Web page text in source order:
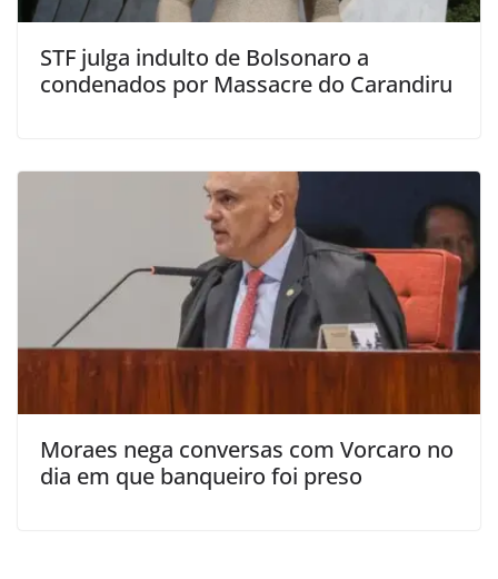
STF julga indulto de Bolsonaro a
condenados por Massacre do Carandiru
Moraes nega conversas com Vorcaro no
dia em que banqueiro foi preso